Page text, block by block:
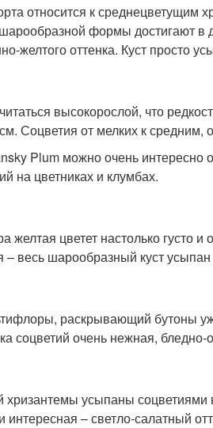
относится к среднецветущим
формы достигают в
желтого оттенка. Куст просто
высокорослой, что
Соцветия от мелких к
Plum можно очень интересно
на цветниках и клумбах.
цветет настолько густо
– весь шарообразный куст
раскрывающий бутоны
соцветий очень нежная,
хризантемы усыпаны
интересная – светло-салатный